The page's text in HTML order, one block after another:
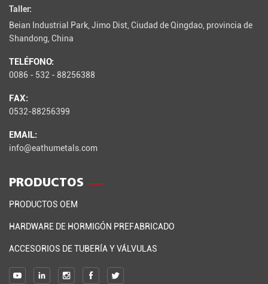
Taller:
Beian Industrial Park, Jimo Dist, Ciudad de Qingdao, provincia de
Shandong, China
TELÉFONO:
0086 - 532 - 88256388
FAX:
0532-88256399
EMAIL:
info@eathumetals.com
PRODUCTOS
PRODUCTOS OEM
HARDWARE DE HORMIGÓN PREFABRICADO
ACCESORIOS DE TUBERÍA Y VÁLVULAS